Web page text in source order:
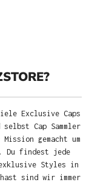
Exclusive Caps
Cap Sammler
gemacht um
Du findest jede
Styles in
hast sind wir immer